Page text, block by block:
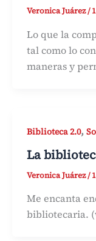
Veronica Juárez/
Lo que la
tal como lo
maneras y
Biblioteca 2.0,
La
Veronica Juárez/
Me encanta
bibliotecaria.